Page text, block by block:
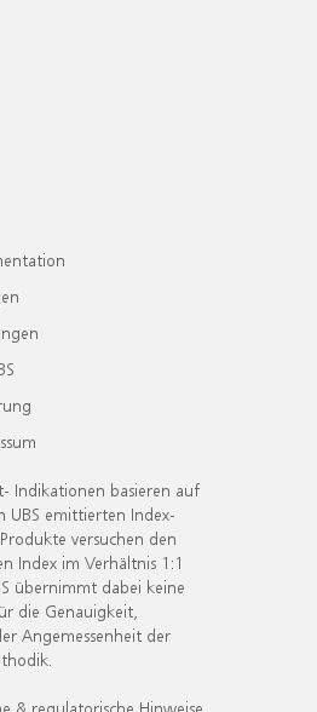
Indikationen basieren auf
UBS emittierten Index-
versuchen den
Index im Verhältnis 1:1
übernimmt dabei keine
die Genauigkeit,
Angemessenheit der